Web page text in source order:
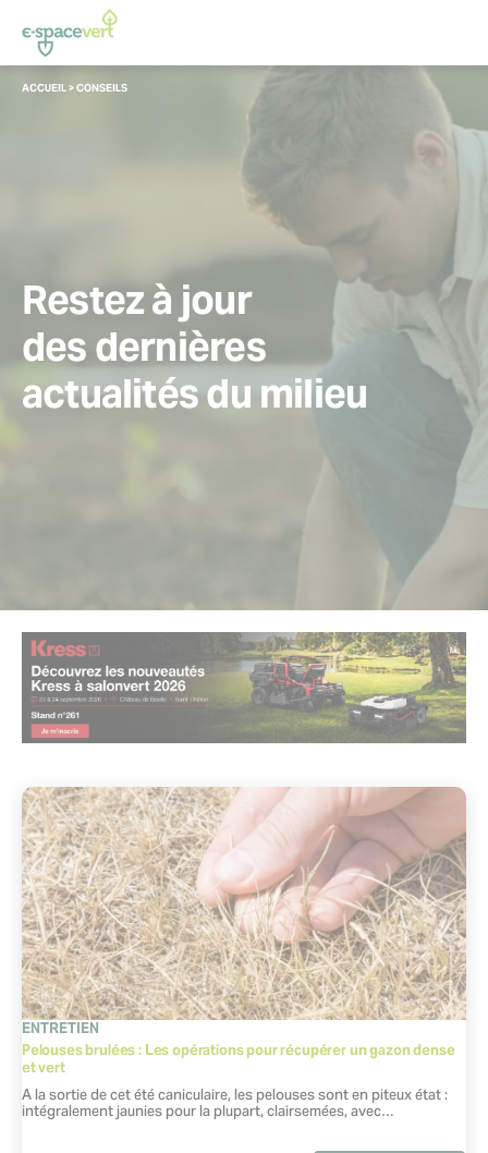
Panneau de gestion des cookies
VOUS
ACCUEIL>CONSEILS
Restez à jour
des dernières
actualités du milieu
Pelouses brulées : Les opérations pour récupérer un gazon dense
et vert
CATÉGORIE
ENTRETIEN
Extrait :
A la sortie de cet été caniculaire, les pelouses sont en piteux état :
intégralement jaunies pour la plupart, clairsemées, avec…